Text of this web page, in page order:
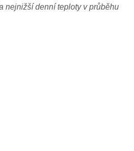
nejnižší denní teploty v průběhu